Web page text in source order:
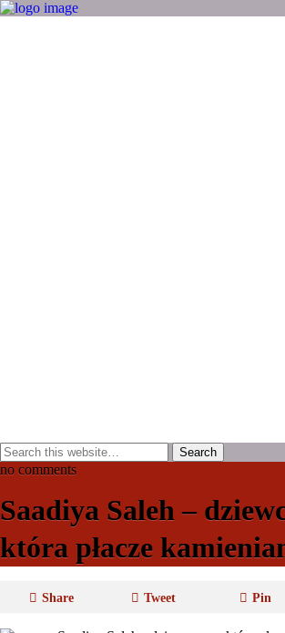
no comments
Saadiya Saleh –
która płacze
Share Tweet Pin